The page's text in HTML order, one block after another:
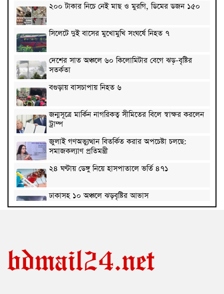
২০০ টাকার নিচে নেই মাছ ও মুরগি, ডিমের ডজন ১৫০
সিলেটে দুই বাসের মুখোমুখি সংঘর্ষে নিহত ৭
দেশের সাত অঞ্চলে ৬০ কিলোমিটার বেগে ঝড়-বৃষ্টির
সতর্কতা
বগুড়ায় বাসচাপায় নিহত ৬
জন্মসূত্রে মার্কিন নাগরিকত্ব সীমিতের বিলে স্বাক্ষর করলেন
ট্রাম্প
জুলাই গণঅভ্যুত্থান বিতর্কিত করার অপচেষ্টা চলছে:
সমাজকল্যাণ প্রতিমন্ত্রী
২৪ ঘণ্টায় ডেঙ্গু নিয়ে হাসপাতালে ভর্তি ৪৭১
ঢাকাসহ ১০ অঞ্চলে ঝড়বৃষ্টির আভাস
বাংলাদেশি কৃষি শ্রমিকদের ভিসা দেবে ওমান